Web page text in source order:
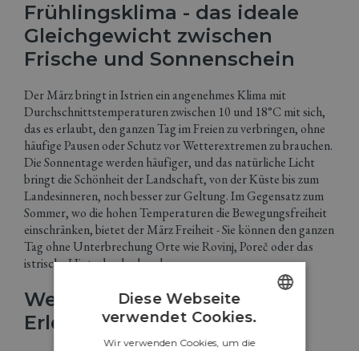
Frühlingsklima - das ideale
Gleichgewicht zwischen
Frische und Sonnenschein
Der März bringt in Istrien ein angenehmes Klima mit
Durchschnittstemperaturen zwischen 10 und 18°C mit sich,
das es erlaubt, den ganzen Tag im Freien zu verbringen, ohne
häufige Pausen oder Schutz vor Wetterextremen zu brauchen.
Die Sonnentage werden häufiger, und das natürliche Licht
bringt die Schönheit der Landschaft, von der Küste bis zum
Landesinneren, noch besser zur Geltung. Im Gegensatz zum
Sommer, wo die hohen Temperaturen die Bewegungsfreiheit
einschränken, bietet der März Freiheit - Sie können den ganzen
Tag ohne Unterbrechung Orte wie Rovinj, Poreč oder das
istrische Hinterland erkunden.
Weniger Menschen, mehr
Erlebnisse
ENGLISH
Diese Webseite
verwendet Cookies.
Wir verwenden Cookies, um die